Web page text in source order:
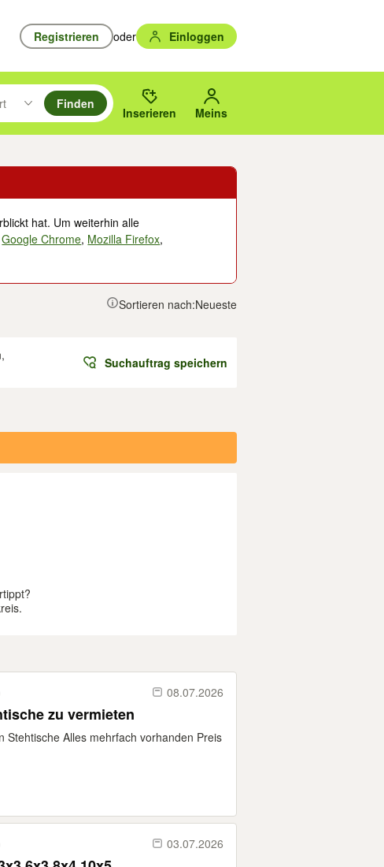
Registrieren oder Einloggen
durchsuchen und mit Eingabetaste auswählen.
um zu suchen, oder Vorschläge mit den Pfeiltasten nach oben/
des gewählten Orts oder PLZ.
Finden
Inserieren Meins
hat. Um weiterhin alle
Google Chrome, Mozilla Firefox,
Sortieren nach:Neueste
Suchauftrag speichern
08.07.2026
zu vermieten
Stehtische Alles mehrfach vorhanden Preis
03.07.2026